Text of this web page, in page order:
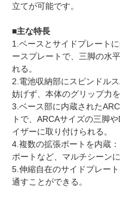
立てが可能です。
■主な特長
1.ベースとサイドプレート
ースプレートで、三脚の水
れる。
2.電池収納部にスピンドル
妨げず、本体のグリップ力を
3.ベース部に内蔵された
トで、ARCAサイズの三脚
イザーに取り付けられる。
4.複数の拡張ポートを内蔵
ポートなど、マルチシーン
5.伸縮自在のサイドプレー
通すことができる。